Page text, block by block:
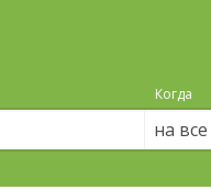
Когда
на